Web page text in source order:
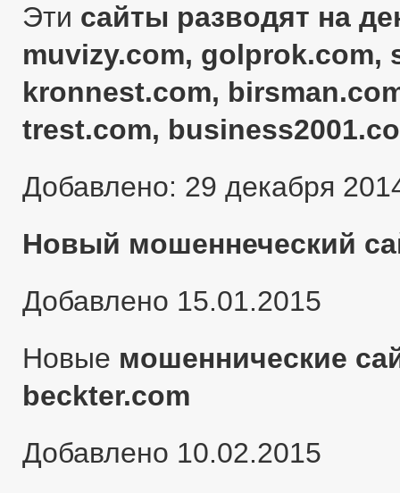
Эти сайты разводят на
muvizy.com, golprok.com,
kronnest.com,
trest.com,
Добавлено: 29 декабря
Новый мошеннеческий
Добавлено 15.01.2015
Новые мошеннические
beckter.com
Добавлено 10.02.2015